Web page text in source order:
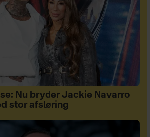
Nu bryder Jackie Navarro
stor afsløring